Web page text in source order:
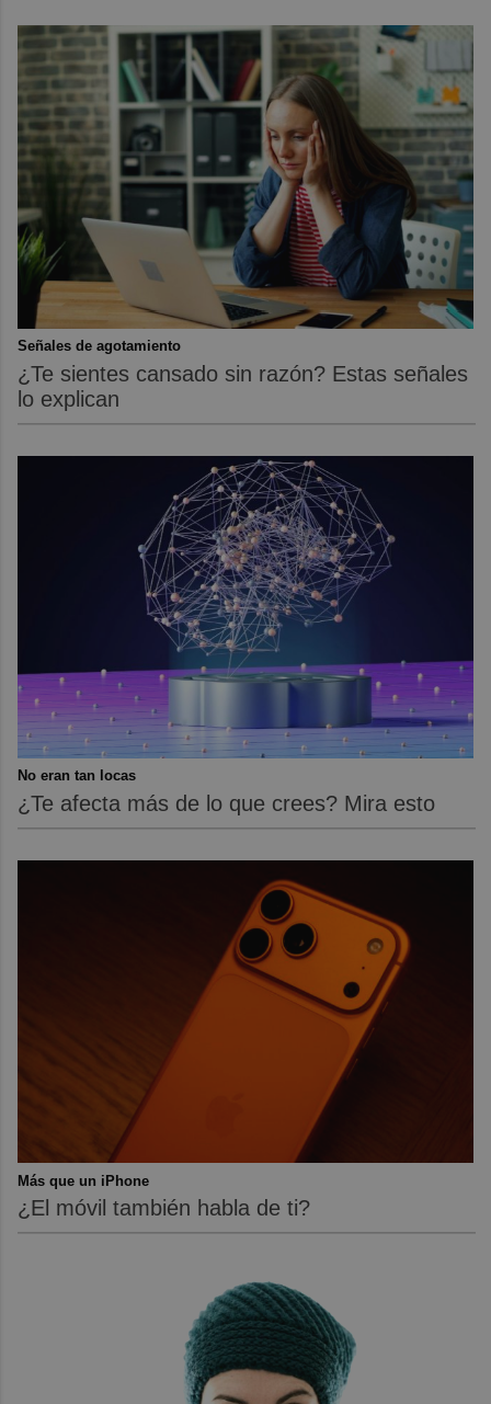
Señales de agotamiento
¿Te sientes cansado sin razón? Estas señales
lo explican
No eran tan locas
¿Te afecta más de lo que crees? Mira esto
Más que un iPhone
¿El móvil también habla de ti?